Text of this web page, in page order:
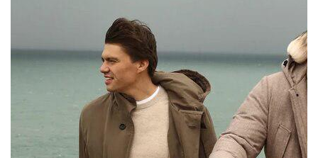
поступит в продажу 3 сентября.
THE BLUEPRINT NEWS
Больше новостей в нашем телеграм-канале
ДОБАВИТЬ НАС В ИСТОЧНИКИ GOOGLE
The Blueprint будет чаще появляться у вас в Google